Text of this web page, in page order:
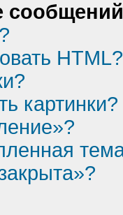
HTML?
картинки?